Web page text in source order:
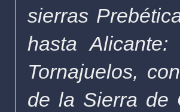
sierras
hasta
Tornajuelos,
de la Sierra de